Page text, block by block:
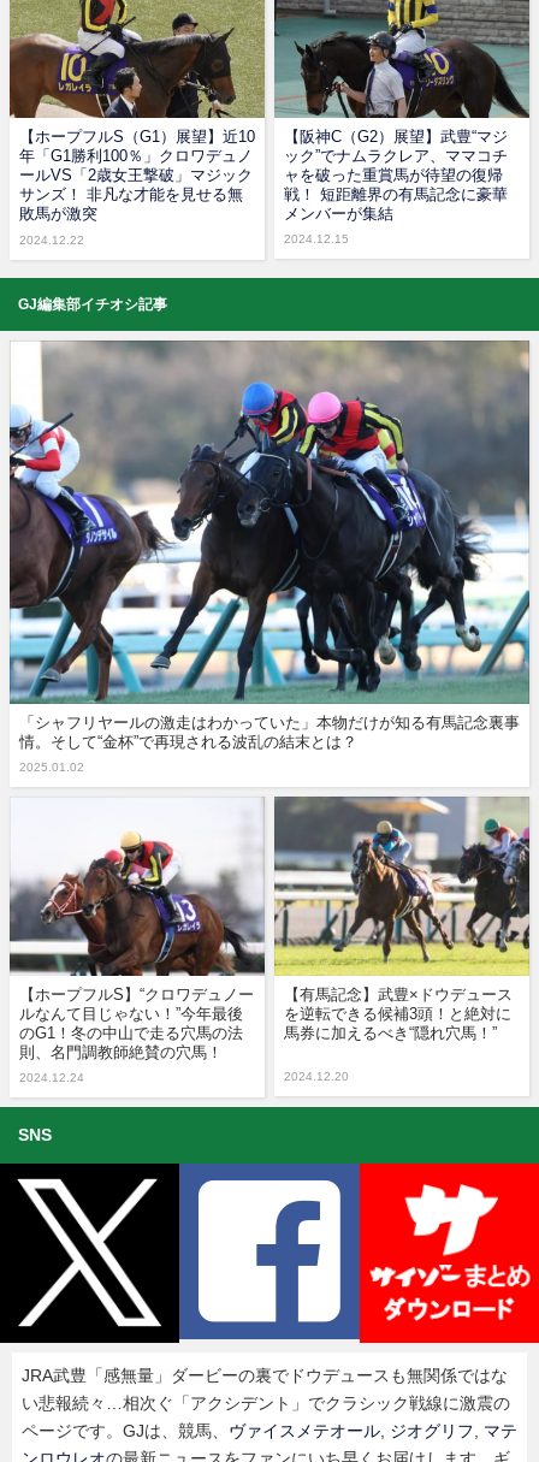
【ホープフルS（G1）展望】近10
年「G1勝利100％」クロワデュノ
ールVS「2歳女王撃破」マジック
サンズ！ 非凡な才能を見せる無
敗馬が激突
2024.12.22
【阪神C（G2）展望】武豊“マジ
ック”でナムラクレア、ママコチ
ャを破った重賞馬が待望の復帰
戦！ 短距離界の有馬記念に豪華
メンバーが集結
2024.12.15
GJ編集部イチオシ記事
「シャフリヤールの激走はわかっていた」本物だけが知る有馬記念裏事
情。そして“金杯”で再現される波乱の結末とは？
2025.01.02
【ホープフルS】“クロワデュノー
ルなんて目じゃない！”今年最後
のG1！冬の中山で走る穴馬の法
則、名門調教師絶賛の穴馬！
2024.12.24
【有馬記念】武豊×ドウデュース
を逆転できる候補3頭！と絶対に
馬券に加えるべき“隠れ穴馬！”
2024.12.20
SNS
JRA武豊「感無量」ダービーの裏でドウデュースも無関係ではな
い悲報続々…相次ぐ「アクシデント」でクラシック戦線に激震の
ページです。GJは、競馬、 ヴァイスメテオール ジオグリフ
マテ